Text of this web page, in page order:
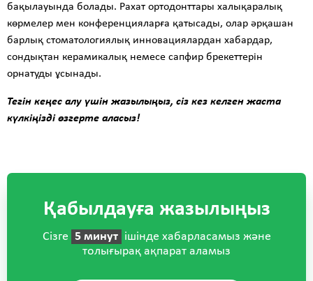
бақылауында болады. Рахат ортодонттары халықаралық
көрмелер мен конференцияларға қатысады, олар әрқашан
барлық стоматологиялық инновациялардан хабардар,
сондықтан керамикалық немесе сапфир брекеттерін
орнатуды ұсынады.
Тегін кеңес алу үшін жазылыңыз, сіз кез келген жаста
күлкіңізді өзгерте аласыз!
Қабылдауға жазылыңыз
Сізге 5 минут ішінде хабарласамыз және
толығырақ ақпарат аламыз